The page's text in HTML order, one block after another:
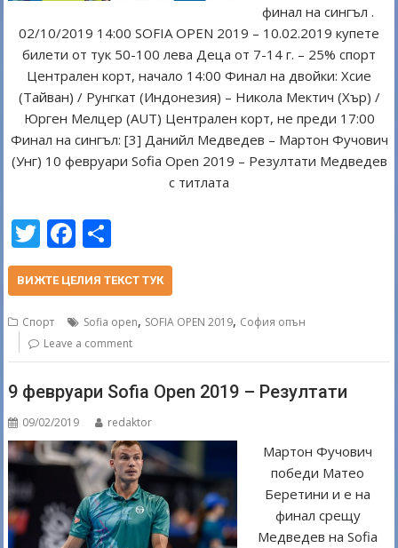
финал на сингъл .
02/10/2019 14:00 SOFIA OPEN 2019 – 10.02.2019 купете
билети от тук 50-100 лева Деца от 7-14 г. – 25% спорт
Централен корт, начало 14:00 Финал на двойки: Хсие
(Тайван) / Рунгкат (Индонезия) – Никола Мектич (Хър) /
Юрген Мелцер (AUT) Централен корт, не преди 17:00
Финал на сингъл: [3] Данийл Медведев – Мартон Фучович
(Унг) 10 февруари Sofia Open 2019 – Резултати Медведев
с титлата
T
w
itt
er
F
ac
e
b
o
o
k
h
ar
e
ВИЖТЕ ЦЕЛИЯ ТЕКСТ ТУК
Спорт Sofia open, SOFIA OPEN 2019, София опън
Leave a comment
9 февруари Sofia Open 2019 – Резултати
09/02/2019 redaktor
Мартон Фучович
победи Матео
Беретини и е на
финал срещу
Медведев на Sofia